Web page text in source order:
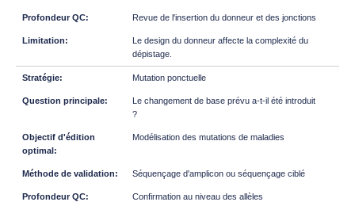
Revue de l'insertion du donneur et des jonctions
Le design du donneur affecte la complexité du
dépistage.
Mutation ponctuelle
Le changement de base prévu a-t-il été introduit
?
Modélisation des mutations de maladies
Séquençage d'amplicon ou séquençage ciblé
Confirmation au niveau des allèles